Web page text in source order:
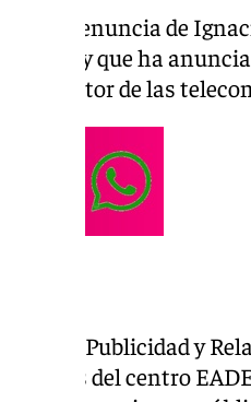
tras la renuncia de
de 2024 y que ha
del sector de las
en Publicidad y
través del centro